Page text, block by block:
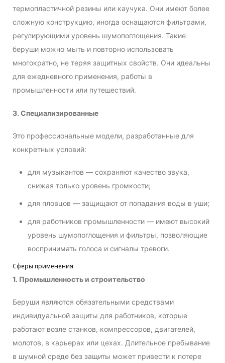
термопластичной резины или каучука. Они имеют более
сложную конструкцию, иногда оснащаются фильтрами,
регулирующими уровень шумопоглощения. Такие
беруши можно мыть и повторно использовать
многократно, не теряя защитных свойств. Они идеальны
для ежедневного применения, работы в
промышленности или путешествий.
3. Специализированные
Это профессиональные модели, разработанные для
конкретных условий:
для музыкантов — сохраняют качество звука,
снижая только уровень громкости;
для пловцов — защищают от попадания воды в уши;
для работников промышленности — имеют высокий
уровень шумопоглощения и фильтры, позволяющие
воспринимать голоса и сигналы тревоги.
Сферы применения
1. Промышленность и строительство
Беруши являются обязательными средствами
индивидуальной защиты для работников, которые
работают возле станков, компрессоров, двигателей,
молотов, в карьерах или цехах. Длительное пребывание
в шумной среде без защиты может привести к потере